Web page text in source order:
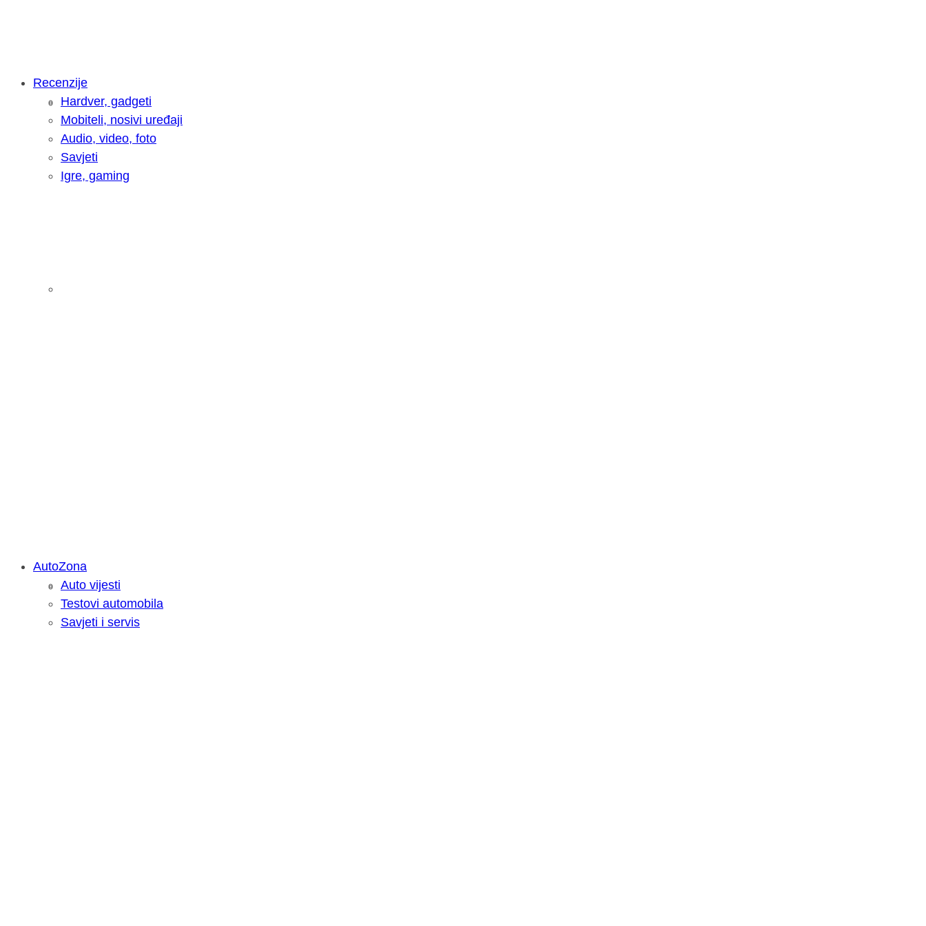
Intervju: Goran Jović, fotograf - Hrvatska kakvu svijet tek otkriva
Recenzije
Hardver, gadgeti
Mobiteli, nosivi uređaji
Audio, video, foto
Savjeti
Igre, gaming
Savjetujemo: Što učiniti kada vaš iPad treba servis? Alpha servis nudi rješenja
AutoZona
Auto vijesti
Testovi automobila
Savjeti i servis